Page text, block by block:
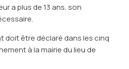
a plus de 13 ans, son
doit être déclaré dans les cinq
à la mairie du lieu de